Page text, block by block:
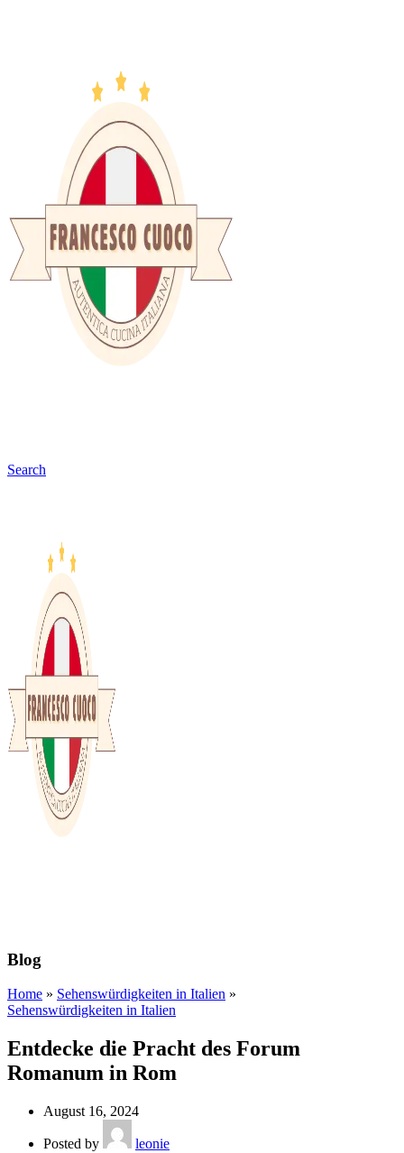
Search
Blog
Home » Sehenswürdigkeiten in Italien »
Sehenswürdigkeiten in Italien
Entdecke die Pracht des Forum
Romanum in Rom
August 16, 2024
Posted by leonie